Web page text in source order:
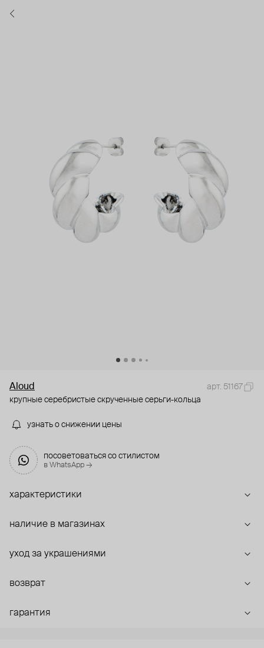
Aloud
арт. 51167
крупные серебристые скрученные серьги-кольца
узнать о снижении цены
посоветоваться со стилистом
в WhatsApp →
характеристики
наличие в магазинах
уход за украшениями
возврат
гарантия